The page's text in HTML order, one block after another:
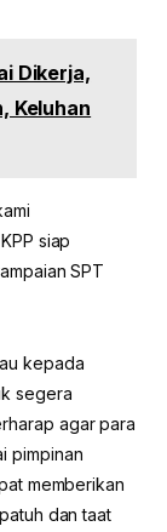
Dikerja,
Keluhan
siap
SPT
kepada
segera
agar para
pimpinan
memberikan
dan taat